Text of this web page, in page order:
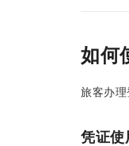
如何
旅客办理
凭证使